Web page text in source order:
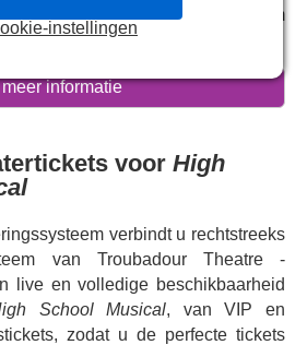
door Joseph Houston en William
Hope Mill.
populaire Disney Channel
hele generatie in zijn ban hield,
Manor Summer Theatre
de eerste professionele productie
in Atlanta, Georgia, voordat
in 2007 een nationale tournee
heeft sindsdien groot succes
over de hele wereld en ging
in het Hammersmith Apollo
meer informatie
voor High
verbindt u rechtstreeks
van Troubadour Theatre -
live en volledige beschikbaarheid
School Musical, van VIP en
zodat u de perfecte tickets
instellingen